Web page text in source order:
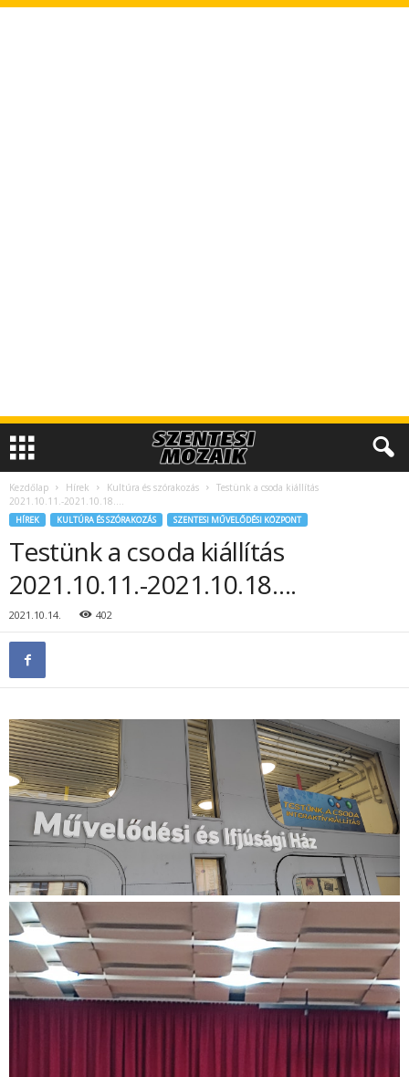
Kezdőlap Hírek Kultúra és szórakozás
Testünk a csoda kiállítás
2021.10.11.-2021.10.18….
HÍREK KULTÚRA ÉS SZÓRAKOZÁS SZENTESI MŰVELŐDÉSI KÖZPONT
Testünk a csoda kiállítás
2021.10.11.-2021.10.18….
2021.10.14. 402